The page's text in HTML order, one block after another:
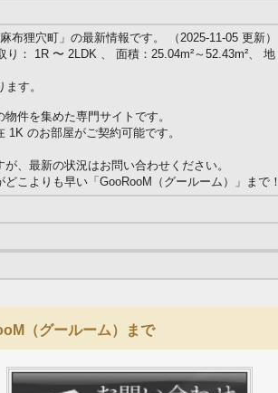
布狸穴町」の最新情報です。 （2025-11-05 更新）
： 1R 〜 2LDK 、 面積：25.04m²～52.43m²、 地
す。
件を集めた専門サイトです。
1K のお部屋がご契約可能です。
、最新の状況はお問い合わせください。
こよりも早い「GooRooM（グールーム）」まで！
（グールーム）まで